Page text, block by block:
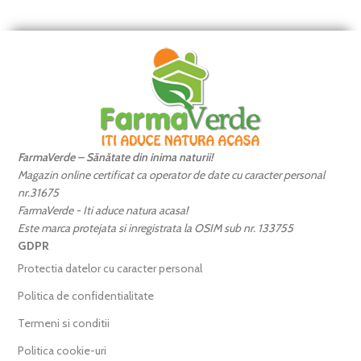
FarmaVerde – Sănătate din inima naturii!
Magazin online certificat ca operator de date cu caracter personal
nr.31675
FarmaVerde - Iti aduce natura acasa!
Este marca protejata si inregistrata la OSIM sub nr. 133755
GDPR
Protectia datelor cu caracter personal
Politica de confidentialitate
Termeni si conditii
Politica cookie-uri